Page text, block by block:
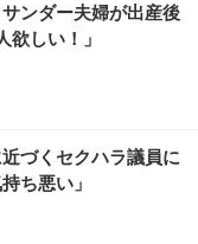
(ブラック)
チェア 疲れない テレ
ト 30度ロッキング機
度跳ね上げ式アーム
(ホワイト)
クチェア 肘なし メ
ト付き 腰サポート ガ
スター付き コンパク
27インチ 液晶モニタ
光沢 HDMI/DisplayP
整 スイベル VESA対
】GRAPHT THE S
Essential ゲーミン
FHD 量子ドット 残
ク) 【Amazon.co.jp
ーヤマ ペットシーツ
(x 1) (ケース販売)
超厚型 お徳用 レギ
限定】
ンダー夫婦が出産後
しい！」
づくセクハラ議員に
ち悪い」